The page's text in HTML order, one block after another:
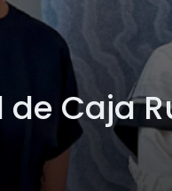
de Caja